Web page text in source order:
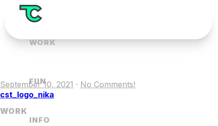
WORK
FUN
INFO
WORK
September 10, 2021 · No Comments!
cst_logo_nika